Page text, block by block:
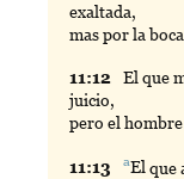
exaltada,
mas por la
11:12 El que
juicio,
pero el
11:13 aElque